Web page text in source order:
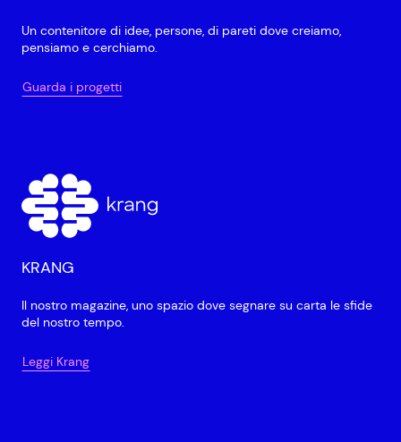
Un contenitore di idee, persone, di pareti dove creiamo,
pensiamo e cerchiamo.
Guarda i progetti
KRANG
Il nostro magazine, uno spazio dove segnare su carta le sfide
del nostro tempo.
Leggi Krang